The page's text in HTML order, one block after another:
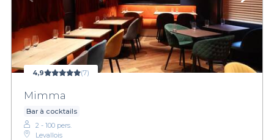
4,9 (7)
Mimma
Bar à cocktails
2 - 100 pers.
Levallois